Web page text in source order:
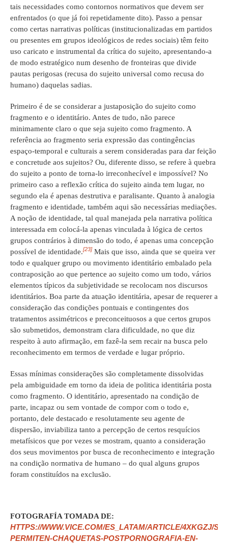
tais necessidades como contornos normativos que devem ser
enfrentados (o que já foi repetidamente dito). Passo a pensar
como certas narrativas políticas (institucionalizadas em partidos
ou presentes em grupos ideológicos de redes sociais) têm feito
uso caricato e instrumental da crítica do sujeito, apresentando-a
de modo estratégico num desenho de fronteiras que divide
pautas perigosas (recusa do sujeito universal como recusa do
humano) daquelas sadias.
Primeiro é de se considerar a justaposição do sujeito como
fragmento e o identitário. Antes de tudo, não parece
minimamente claro o que seja sujeito como fragmento. A
referência ao fragmento seria expressão das contingências
espaço-temporal e culturais a serem consideradas para dar feição
e concretude aos sujeitos? Ou, diferente disso, se refere à quebra
do sujeito a ponto de torna-lo irreconhecível e impossível? No
primeiro caso a reflexão crítica do sujeito ainda tem lugar, no
segundo ela é apenas destrutiva e paralisante. Quanto à analogia
fragmento e identidade, também aqui são necessárias mediações.
A noção de identidade, tal qual manejada pela narrativa política
interessada em colocá-la apenas vinculada à lógica de certos
grupos contrários à dimensão do todo, é apenas uma concepção
possível de identidade.[23] Mais que isso, ainda que se queira ver
todo e qualquer grupo ou movimento identitário embalado pela
contraposição ao que pertence ao sujeito como um todo, vários
elementos típicos da subjetividade se recolocam nos discursos
identitários. Boa parte da atuação identitária, apesar de requerer a
consideração das condições pontuais e contingentes dos
tratamentos assimétricos e preconceituosos a que certos grupos
são submetidos, demonstram clara dificuldade, no que diz
respeito à auto afirmação, em fazê-la sem recair na busca pelo
reconhecimento em termos de verdade e lugar próprio.
Essas mínimas considerações são completamente dissolvidas
pela ambiguidade em torno da ideia de politica identitária posta
como fragmento. O identitário, apresentado na condição de
parte, incapaz ou sem vontade de compor com o todo e,
portanto, dele destacado e resolutamente seu agente de
dispersão, inviabiliza tanto a percepção de certos resquícios
metafísicos que por vezes se mostram, quanto a consideração
dos seus movimentos por busca de reconhecimento e integração
na condição normativa de humano – do qual alguns grupos
foram constituídos na exclusão.
FOTOGRAFÍA TOMADA DE:
HTTPS://WWW.VICE.COM/ES_LATAM/ARTICLE/4XKGZJ/SE-
PERMITEN-CHAQUETAS-POSTPORNOGRAFIA-EN-